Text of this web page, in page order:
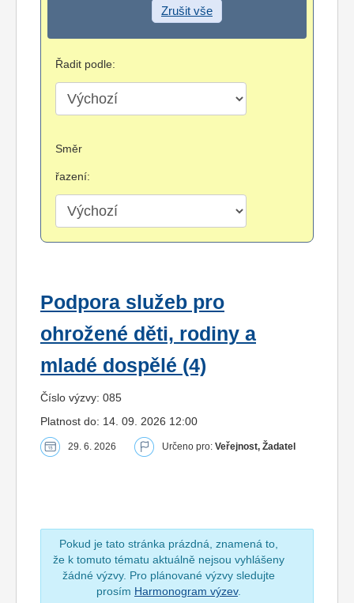
Zrušit vše
Řadit podle:
Směr
řazení:
Podpora služeb pro
ohrožené děti, rodiny a
mladé dospělé (4)
Číslo výzvy: 085
Platnost do: 14. 09. 2026 12:00
29. 6. 2026 Určeno pro: Veřejnost, Žadatel
Pokud je tato stránka prázdná, znamená to,
že k tomuto tématu aktuálně nejsou vyhlášeny
žádné výzvy. Pro plánované výzvy sledujte
prosím Harmonogram výzev.